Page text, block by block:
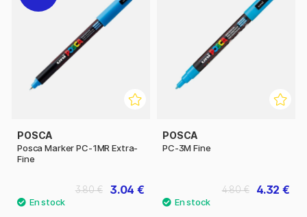
POSCA
Posca Marker PC-1MR Extra-
Fine
3.04 €
3.80 €
POSCA
PC-3M Fine
4.32 €
4.80 €